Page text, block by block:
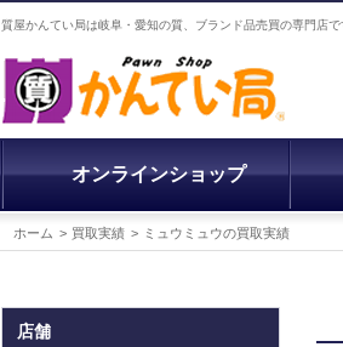
質屋かんてい局は岐阜・愛知の質、ブランド品売買の専門店
オンラインショップ
ホーム 買取実績 ミュウミュウの買取実績
店舗